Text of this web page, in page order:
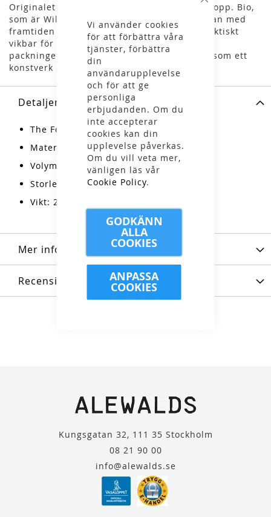
Stäng
Vi använder cookies
för att förbättra våra
tjänster, förbättra
din
användarupplevelse
och för att ge
personliga
erbjudanden. Om du
inte accepterar
cookies kan din
upplevelse påverkas.
Om du vill veta mer,
vänligen läs vår
Cookie Policy.
GODKÄNN
ALLA
COOKIES
ANPASSA
COOKIES
Originalet och kanske världens mest sålda kopp. Bio,
som är Wildos klassiska ikon, smälter samman med
framtiden och blir grönare än någonsin. Praktiskt
vikbar för att ta så liten plats som möjligt i
packningen. Fold-A-Cup® har klassificerats som ett
konstverk av Svensk Form Copyright Panel.
Detaljer
The Fold-A-Cup® är fri från BPA
Material: TPE 50% Plant based
Volym: 250 ml
Storlek: 9.5x7x2.5 cm
Vikt: 25 gram
Mer information
Recensioner
Kungsgatan 32, 111 35 Stockholm
08 21 90 00
info@alewalds.se